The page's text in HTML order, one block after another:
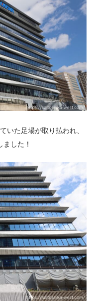
いた足場が取り払われ、
した！